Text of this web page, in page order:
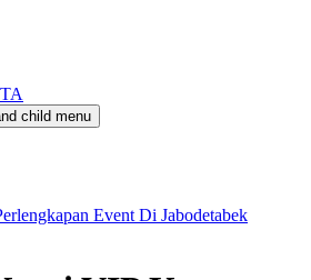
child menu